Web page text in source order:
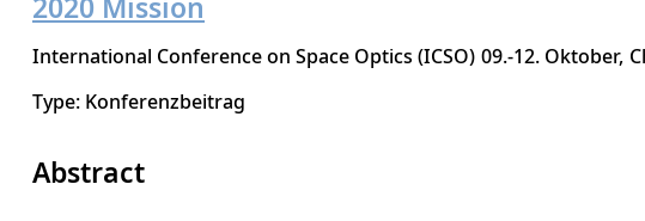
2020 Mission
International Conference on Space Optics (ICSO) 09.-12. Oktober
Type: Konferenzbeitrag
Abstract